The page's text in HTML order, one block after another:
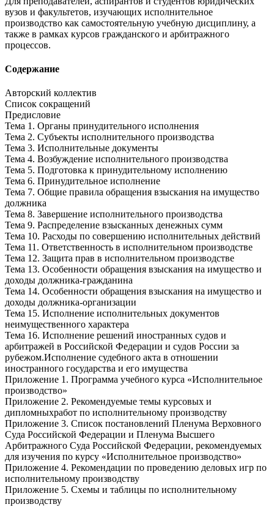
вузов и факультетов, изучающих исполнительное
производство как самостоятельную учебную дисциплину, а
также в рамках курсов гражданского и арбитражного
процессов.
Содержание
Авторский коллектив
Список сокращений
Предисловие
Тема 1. Органы принудительного исполнения
Тема 2. Субъекты исполнительного производства
Тема 3. Исполнительные документы
Тема 4. Возбуждение исполнительного производства
Тема 5. Подготовка к принудительному исполнению
Тема 6. Принудительное исполнение
Тема 7. Общие правила обращения взыскания на имущество
должника
Тема 8. Завершение исполнительного производства
Тема 9. Распределение взысканных денежных сумм
Тема 10. Расходы по совершению исполнительных действий
Тема 11. Ответственность в исполнительном производстве
Тема 12. Защита прав в исполнительном производстве
Тема 13. Особенности обращения взыскания на имущество и
доходы должника-гражданина
Тема 14. Особенности обращения взыскания на имущество и
доходы должника-организации
Тема 15. Исполнение исполнительных документов
неимущественного характера
Тема 16. Исполнение решений иностранных судов и
арбитражей в Российской Федерации и судов России за
рубежом.Исполнение судебного акта в отношении
иностранного государства и его имущества
Приложение 1. Программа учебного курса «Исполнительное
производство»
Приложение 2. Рекомендуемые темы курсовых и
дипломныхработ по исполнительному производству
Приложение 3. Список постановлений Пленума Верховного
Суда Российской Федерации и Пленума Высшего
Арбитражного Суда Российской Федерации, рекомендуемых
для изучения по курсу «Исполнительное производство»
Приложение 4. Рекомендации по проведению деловых игр по
исполнительному производству
Приложение 5. Схемы и таблицы по исполнительному
производству